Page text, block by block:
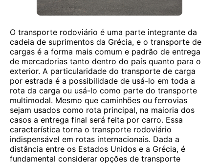
O transporte rodoviário é uma parte integrante da
cadeia de suprimentos da Grécia, e o transporte de
cargas é a forma mais comum e padrão de entrega
de mercadorias tanto dentro do país quanto para o
exterior. A particularidade do transporte de carga
por estrada é a possibilidade de usá-lo em toda a
rota da carga ou usá-lo como parte do transporte
multimodal. Mesmo que caminhões ou ferrovias
sejam usados ​​como rota principal, na maioria dos
casos a entrega final será feita por carro. Essa
característica torna o transporte rodoviário
indispensável em rotas internacionais. Dada a
distância entre os Estados Unidos e a Grécia, é
fundamental considerar opções de transporte